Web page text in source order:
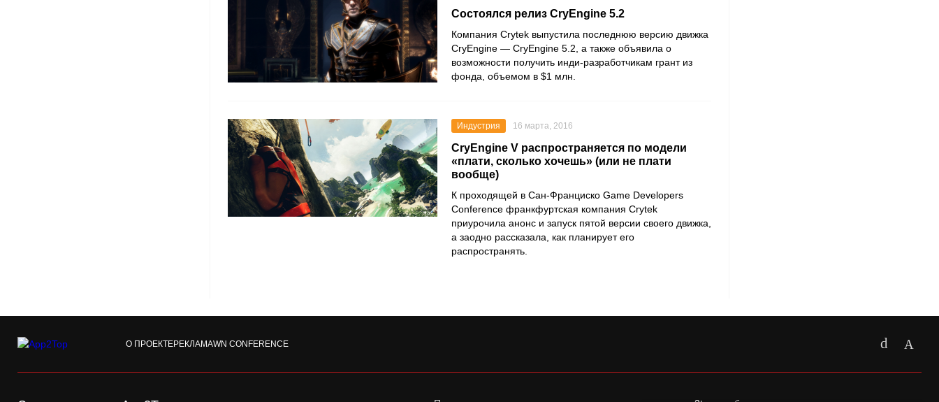
Состоялся релиз CryEngine 5.2
Компания Crytek выпустила последнюю версию движка
CryEngine — CryEngine 5.2, а также объявила о
возможности получить инди-разработчикам грант из
фонда, объемом в $1 млн.
Индустрия 16 марта, 2016
CryEngine V распространяется по модели
«плати, сколько хочешь» (или не плати
вообще)
К проходящей в Сан-Франциско Game Developers
Conference франкфуртская компания Crytek
приурочила анонс и запуск пятой версии своего движка,
а заодно рассказала, как планирует его
распространять.
О ПРОЕКТЕРЕКЛАМАWN CONFERENCE